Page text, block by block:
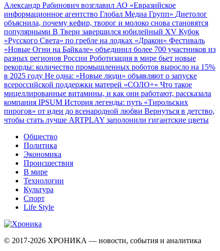
Александр Рабинович возглавил АО «Евразийское
информационное агентство Глобал Медиа Групп» Диетолог
объяснила, почему кефир, творог и молоко снова становятся
популярными В Твери завершился юбилейный XV Кубок
«Русского Света» по гребле на лодках «Дракон» Фестиваль
«Новые Огни на Байкале» объединил более 700 участников из
разных регионов России Роботизация в мире бьет новые
рекорды: количество промышленных роботов выросло на 15%
в 2025 году Не одна: «Новые люди» объявляют о запуске
всероссийской поддержки матерей «СОЛО+» Что такое
мицеллированные витамины, и как они работают, рассказала
компания IPSUM История легенды: путь «Тирольских
пирогов» от идеи до всенародной любви Вернуться в детство,
чтобы стать лучше ARTPLAY заполонили гигантские цветы
Общество
Политика
Экономика
Происшествия
В мире
Технологии
Культура
Спорт
Life Style
© 2017-2026 ХРОНИКА — новости, события и аналитика